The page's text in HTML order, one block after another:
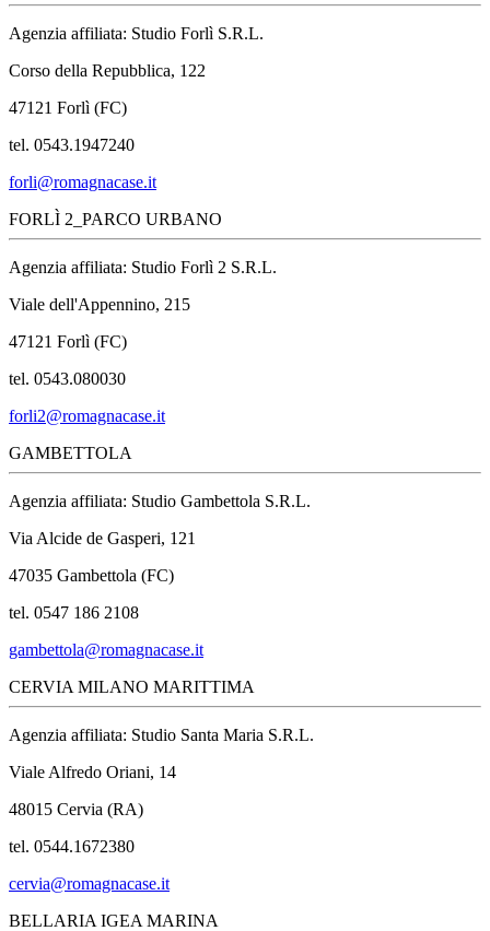
Agenzia affiliata: Studio Forlì S.R.L.
Corso della Repubblica, 122
47121 Forlì (FC)
tel. 0543.1947240
forli@romagnacase.it
FORLÌ 2_PARCO URBANO
Agenzia affiliata: Studio Forlì 2 S.R.L.
Viale dell'Appennino, 215
47121 Forlì (FC)
tel. 0543.080030
forli2@romagnacase.it
GAMBETTOLA
Agenzia affiliata: Studio Gambettola S.R.L.
Via Alcide de Gasperi, 121
47035 Gambettola (FC)
tel. 0547 186 2108
gambettola@romagnacase.it
CERVIA MILANO MARITTIMA
Agenzia affiliata: Studio Santa Maria S.R.L.
Viale Alfredo Oriani, 14
48015 Cervia (RA)
tel. 0544.1672380
cervia@romagnacase.it
BELLARIA IGEA MARINA